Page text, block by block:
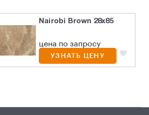
Nairobi Brown 28x85
цена по запросу
УЗНАТЬ ЦЕНУ